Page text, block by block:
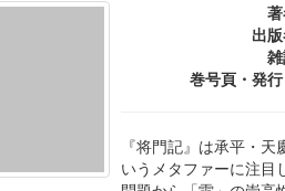
出
巻号頁・発行
『将門記』は承平・
いうメタファーに注目